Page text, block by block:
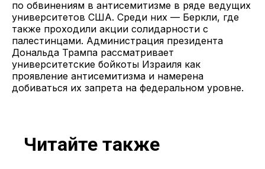
по обвинениям в антисемитизме в ряде ведущих
университетов США. Среди них — Беркли, где
также проходили акции солидарности с
палестинцами. Администрация президента
Дональда Трампа рассматривает
университетские бойкоты Израиля как
проявление антисемитизма и намерена
добиваться их запрета на федеральном уровне.
Читайте также